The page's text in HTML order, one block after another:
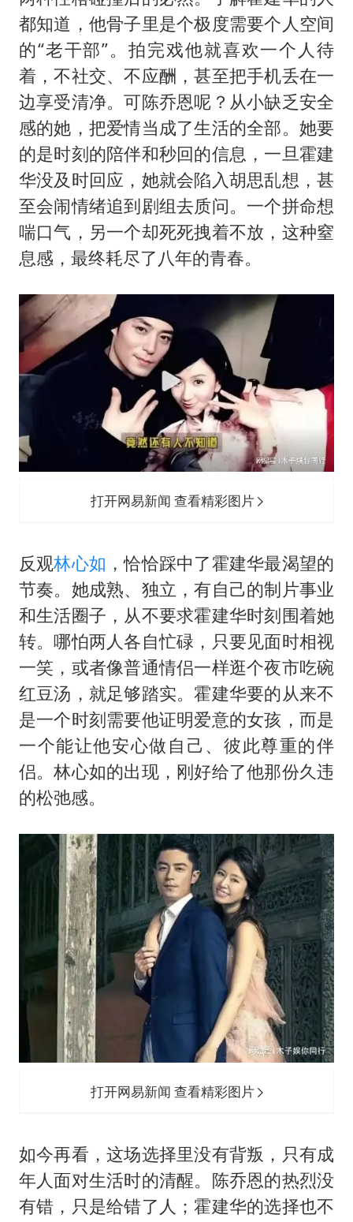
都知道，他骨子里是个极度需要个人空间
的“老干部”。拍完戏他就喜欢一个人待
着，不社交、不应酬，甚至把手机丢在一
边享受清净。可陈乔恩呢？从小缺乏安全
感的她，把爱情当成了生活的全部。她要
的是时刻的陪伴和秒回的信息，一旦霍建
华没及时回应，她就会陷入胡思乱想，甚
至会闹情绪追到剧组去质问。一个拼命想
喘口气，另一个却死死拽着不放，这种窒
息感，最终耗尽了八年的青春。
打开网易新闻 查看精彩图片
反观林心如 ，恰恰踩中了霍建华最渴望的
节奏。她成熟、独立，有自己的制片事业
和生活圈子，从不要求霍建华时刻围着她
转。哪怕两人各自忙碌，只要见面时相视
一笑，或者像普通情侣一样逛个夜市吃碗
红豆汤，就足够踏实。霍建华要的从来不
是一个时刻需要他证明爱意的女孩，而是
一个能让他安心做自己、彼此尊重的伴
侣。林心如的出现，刚好给了他那份久违
的松弛感。
打开网易新闻 查看精彩图片
如今再看，这场选择里没有背叛，只有成
年人面对生活时的清醒。陈乔恩的热烈没
有错，只是给错了人；霍建华的选择也不